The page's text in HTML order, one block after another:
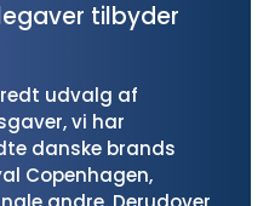
tilbyder
udvalg af
vi har
danske brands
Copenhagen,